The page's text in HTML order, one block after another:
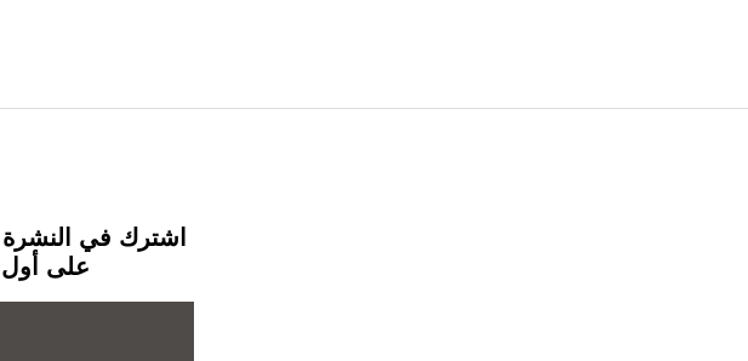
على أول